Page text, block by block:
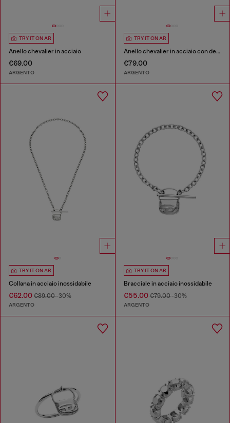
TRY IT ON AR
Anello chevalier in acciaio
€69.00
ARGENTO
TRY IT ON AR
Anello chevalier in acciaio con dettagli luminosi
€79.00
ARGENTO
TRY IT ON AR
Collana in acciaio inossidabile
€62.00 €89.00-30%
ARGENTO
TRY IT ON AR
Bracciale in acciaio inossidabile
€55.00€79.00-30%
ARGENTO